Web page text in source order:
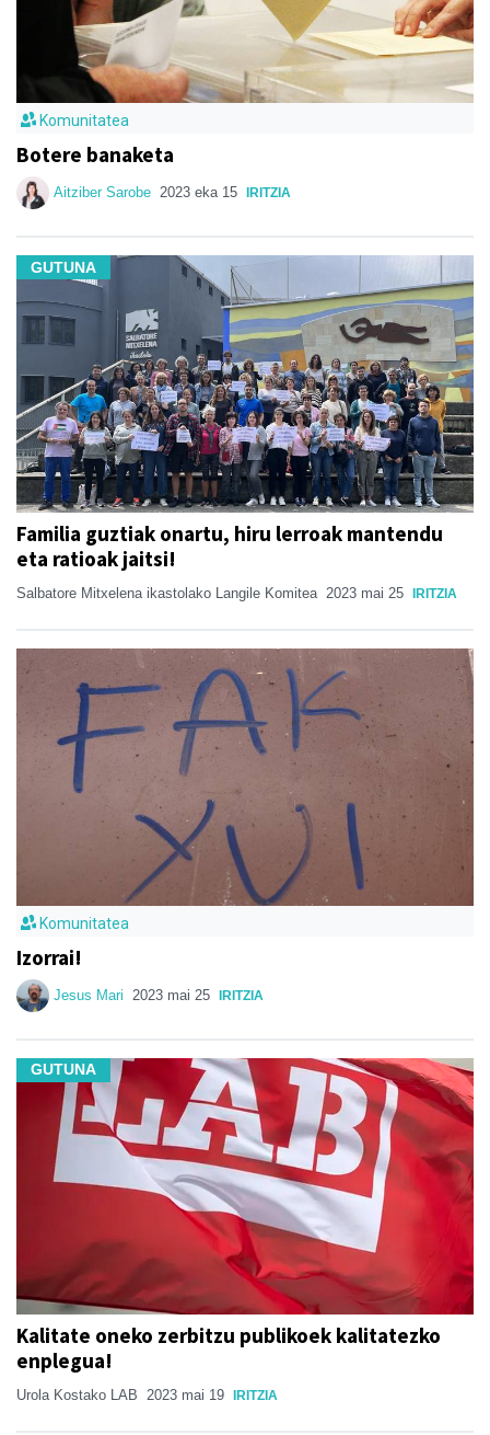
Komunitatea
Botere banaketa
Aitziber Sarobe 2023 eka 15 IRITZIA
GUTUNA
Familia guztiak onartu, hiru lerroak mantendu
eta ratioak jaitsi!
Salbatore Mitxelena ikastolako Langile Komitea 2023 mai 25 IRITZIA
Komunitatea
Izorrai!
Jesus Mari 2023 mai 25 IRITZIA
GUTUNA
Kalitate oneko zerbitzu publikoek kalitatezko
enplegua!
Urola Kostako LAB 2023 mai 19 IRITZIA